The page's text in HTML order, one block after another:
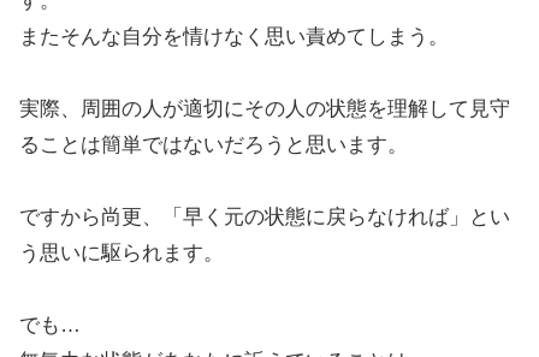
またそんな自分を情けなく思い責めてしまう。
実際、周囲の人が適切にその人の状態を理解して見守
ることは簡単ではないだろうと思います。
ですから尚更、「早く元の状態に戻らなければ」とい
う思いに駆られます。
でも…